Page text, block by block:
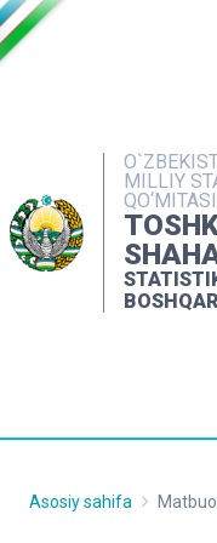
MILLIY
QO‘MITASI
Asosiy sahifa